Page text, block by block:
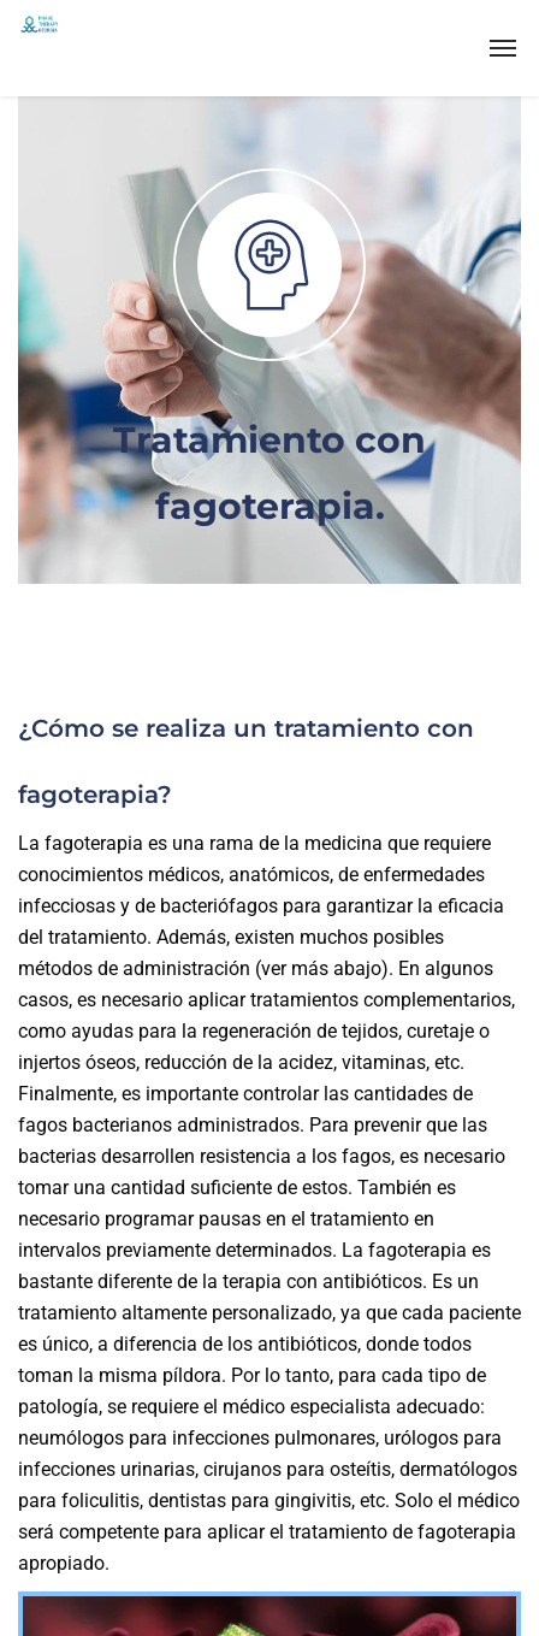
Tratamiento con
fagoterapia.
¿Cómo se realiza un tratamiento con
fagoterapia?
La fagoterapia es una rama de la medicina que requiere
conocimientos médicos, anatómicos, de enfermedades
infecciosas y de bacteriófagos para garantizar la eficacia
del tratamiento. Además, existen muchos posibles
métodos de administración (ver más abajo). En algunos
casos, es necesario aplicar tratamientos complementarios,
como ayudas para la regeneración de tejidos, curetaje o
injertos óseos, reducción de la acidez, vitaminas, etc.
Finalmente, es importante controlar las cantidades de
fagos bacterianos administrados. Para prevenir que las
bacterias desarrollen resistencia a los fagos, es necesario
tomar una cantidad suficiente de estos. También es
necesario programar pausas en el tratamiento en
intervalos previamente determinados. La fagoterapia es
bastante diferente de la terapia con antibióticos. Es un
tratamiento altamente personalizado, ya que cada paciente
es único, a diferencia de los antibióticos, donde todos
toman la misma píldora. Por lo tanto, para cada tipo de
patología, se requiere el médico especialista adecuado:
neumólogos para infecciones pulmonares, urólogos para
infecciones urinarias, cirujanos para osteítis, dermatólogos
para foliculitis, dentistas para gingivitis, etc. Solo el médico
será competente para aplicar el tratamiento de fagoterapia
apropiado.